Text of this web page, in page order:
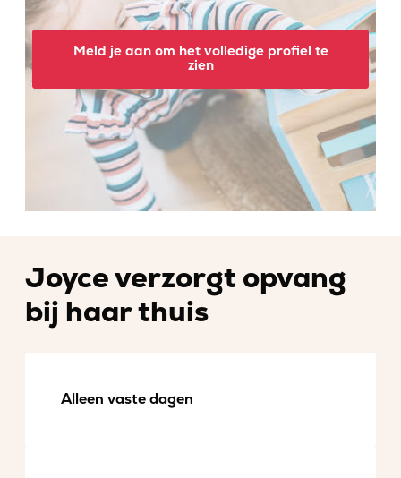
Meld je aan om het volledige profiel te
zien
Joyce verzorgt opvang
bij haar thuis
Alleen vaste dagen